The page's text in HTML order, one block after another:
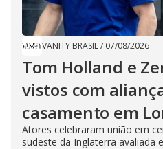
VANITY BRASIL/ 07/08/2026
Tom Holland e
vistos com
casamento em
Atores celebraram união em
sudeste da Inglaterra avaliada